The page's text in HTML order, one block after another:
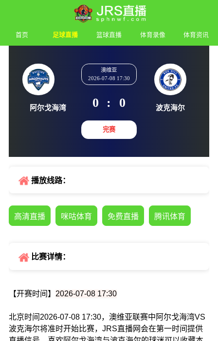
首页 足球直播 篮球直播 体育录像 体育资讯
澳维亚
0 :
完赛
播放线路：
高清直播 咪咕体育 免费直播 腾讯体育
比赛详情：
【开赛时间】 2026-07-08 17:30
北京时间2026-07-08 17:30，澳维亚联赛中阿尔戈海湾VS
波克海尔将准时开始比赛，JRS直播网会在第一时间提供